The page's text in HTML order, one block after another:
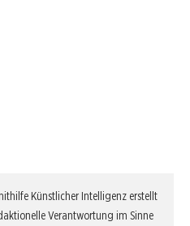
Künstlicher Intelligenz erstellt
Verantwortung im Sinne